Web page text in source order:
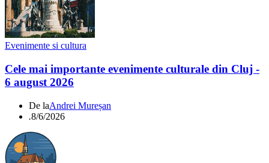
Evenimente si cultura
Cele mai importante evenimente culturale din Cluj -
6 august 2026
De laAndrei Mureșan
.8/6/2026